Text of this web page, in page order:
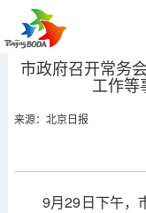
市政府召开常务
工作等
来源：北京日报
9月29日下午，